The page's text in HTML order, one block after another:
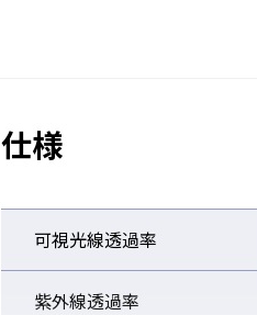
フレームサイドのパーツを
仕様
可視光線透過率
紫外線透過率